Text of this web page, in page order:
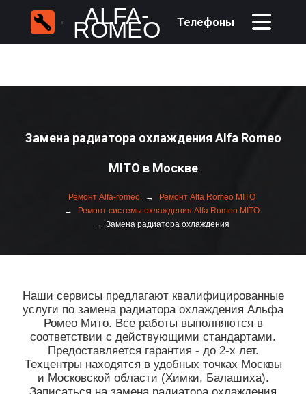
ALFA-
ROMEO Телефоны
Замена радиатора охлаждения Alfa Romeo
MITO в Москве
Ремонт Alfa-romeo
Ремонт Alfa Romeo MITO
Ремонт системы охлаждения Alfa Romeo MITO
Замена радиатора охлаждения
Наши сервисы предлагают квалифицированные
услуги по замена радиатора охлаждения Альфа
Ромео Мито. Все работы выполняются в
соответствии с действующими стандартами.
Предоставляется гарантия - до 2-х лет.
Техцентры находятся в удобных точках Москвы
и Московской области (Химки, Балашиха).